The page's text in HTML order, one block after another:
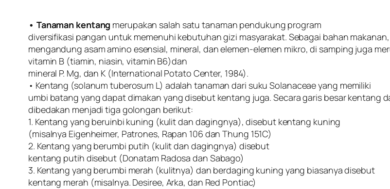
• Tanaman kentang merupakan salah satu tanaman pendukung program
diversifikasi pangan untuk memenuhi kebutuhan gizi masyarakat. Sebagai bahan
mengandung asam amino esensial, mineral, dan elemen-elemen mikro, di samping juga
vitamin B (tiamin, niasin, vitamin B6)dan
mineral P. Mg, dan K (International Potato Center, 1984).
• Kentang (solanum tuberosum L) adalah tanaman dari suku Solanaceae yang memiliki
umbi batang yang dapat dimakan yang disebut kentang juga. Secara garis besar kentang
dibedakan menjadi tiga golongan berikut:
1. Kentang yang beruinbi kuning (kulit dan dagingnya), disebut kentang kuning
(misalnya Eigenheimer, Patrones, Rapan 106 dan Thung 151C)
2. Kentang yang berumbi putih (kulit dan dagingnya) disebut
kentang putih disebut (Donatam Radosa dan Sabago)
3. Kentang yang berumbi merah (kulitnya) dan berdaging kuning yang biasanya disebut
kentang merah (misalnya. Desiree, Arka, dan Red Pontiac)